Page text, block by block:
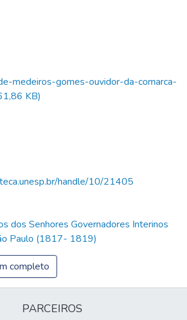
medeiros-gomes-ouvidor-da-comarca-
KB)
handle/10/21405
dos Senhores Governadores Interinos
Paulo (1817- 1819)
completo
PARCEIROS